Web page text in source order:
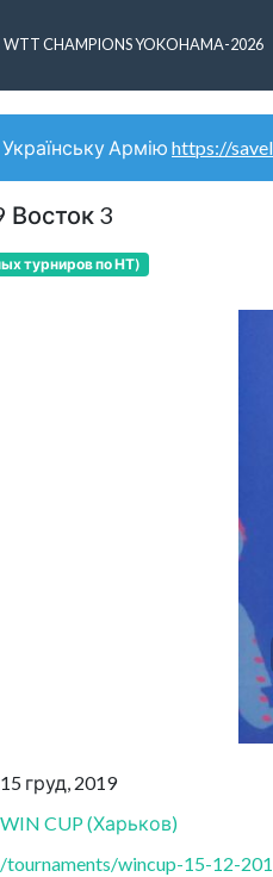
WTT CHAMPIONS YOKOHAMA-2026
Армію https://
Восток 3
турниров по НТ)
15 груд, 2019
WIN CUP(Харьков)
/tournaments/wincup-15-12-